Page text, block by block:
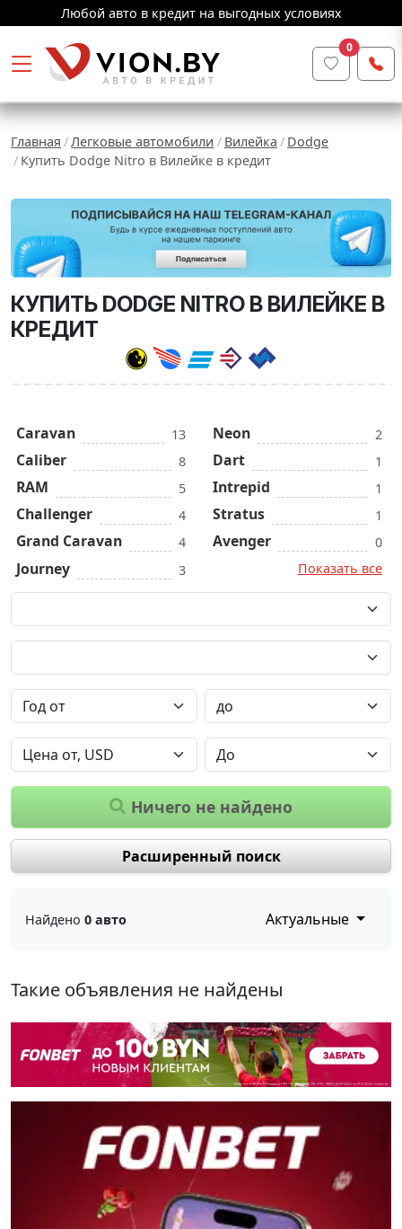
Любой авто в кредит на выгодных условиях
0
Главная Легковые автомобили Вилейка
Dodge
Купить Dodge Nitro в Вилейке в кредит
КУПИТЬ DODGE NITRO В ВИЛЕЙКЕ В
КРЕДИТ
Caravan 13
Caliber 8
RAM 5
Challenger 4
Grand Caravan 4
Journey 3
Neon 2
Dart 1
Intrepid 1
Stratus 1
Avenger
0
Показать все
Ничего не найдено
Расширенный поиск
Найдено 0 авто Актуальные
Такие объявления не найдены